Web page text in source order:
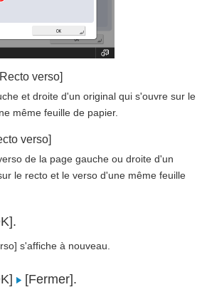
Recto verso]
et droite d'un original qui s'ouvre sur le
même feuille de papier.
verso]
de la page gauche ou droite d'un
le recto et le verso d'une même feuille
s'affiche à nouveau.
[Fermer].